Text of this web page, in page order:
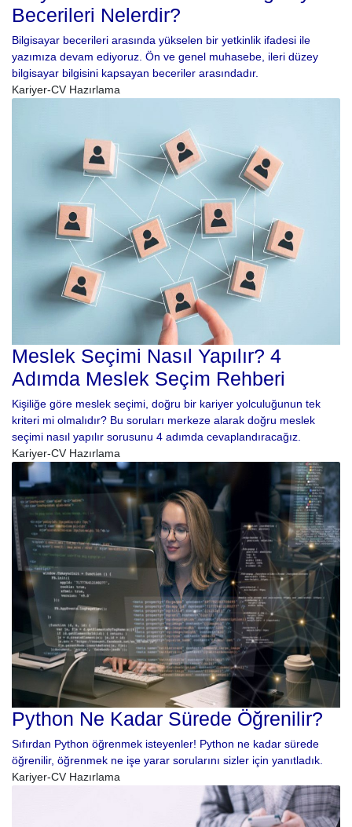
Becerileri Nelerdir?
Bilgisayar becerileri arasında yükselen bir yetkinlik ifadesi ile
yazımıza devam ediyoruz. Ön ve genel muhasebe, ileri düzey
bilgisayar bilgisini kapsayan beceriler arasındadır.
Kariyer-CV Hazırlama
Meslek Seçimi Nasıl Yapılır? 4
Adımda Meslek Seçim Rehberi
Kişiliğe göre meslek seçimi, doğru bir kariyer yolculuğunun tek
kriteri mi olmalıdır? Bu soruları merkeze alarak doğru meslek
seçimi nasıl yapılır sorusunu 4 adımda cevaplandıracağız.
Kariyer-CV Hazırlama
Python Ne Kadar Sürede Öğrenilir?
Sıfırdan Python öğrenmek isteyenler! Python ne kadar sürede
öğrenilir, öğrenmek ne işe yarar sorularını sizler için yanıtladık.
Kariyer-CV Hazırlama